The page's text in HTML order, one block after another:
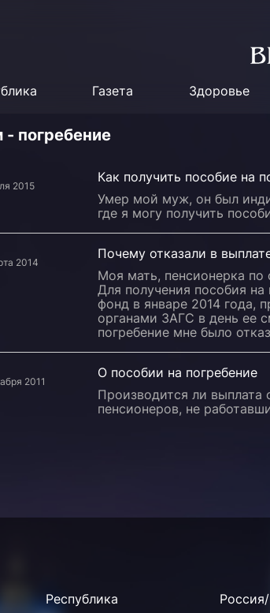
Газета Здоровье
- погребение
2015
Как получить пособие на
Умер мой муж, он был
где я могу получить
2014
Почему отказали в
Моя мать, пенсионерка по
Для получения пособия
фонд в январе 2014 года,
органами ЗАГС в день ее
погребение мне было
2011
О пособии на погребение
Производится ли выплата
пенсионеров, не
Республика